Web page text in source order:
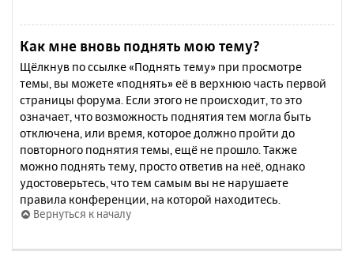
Как мне вновь поднять мою тему?
Щёлкнув по ссылке «Поднять тему» при просмотре
темы, вы можете «поднять» её в верхнюю часть первой
страницы форума. Если этого не происходит, то это
означает, что возможность поднятия тем могла быть
отключена, или время, которое должно пройти до
повторного поднятия темы, ещё не прошло. Также
можно поднять тему, просто ответив на неё, однако
удостоверьтесь, что тем самым вы не нарушаете
правила конференции, на которой находитесь.
Вернуться к началу